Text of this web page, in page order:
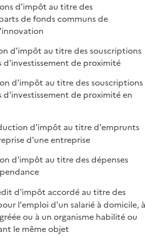
d'impôt au titre des
de fonds communs de
d'impôt au titre des souscriptions
d'investissement de proximité
d'impôt au titre des souscriptions
de proximité en
d'impôt au titre d'emprunts
d'une entreprise
d'impôt au titre des dépenses
d'impôt accordé au titre des
l'emploi d'un salarié à domicile, à
ou à un organisme habilité ou
le même objet